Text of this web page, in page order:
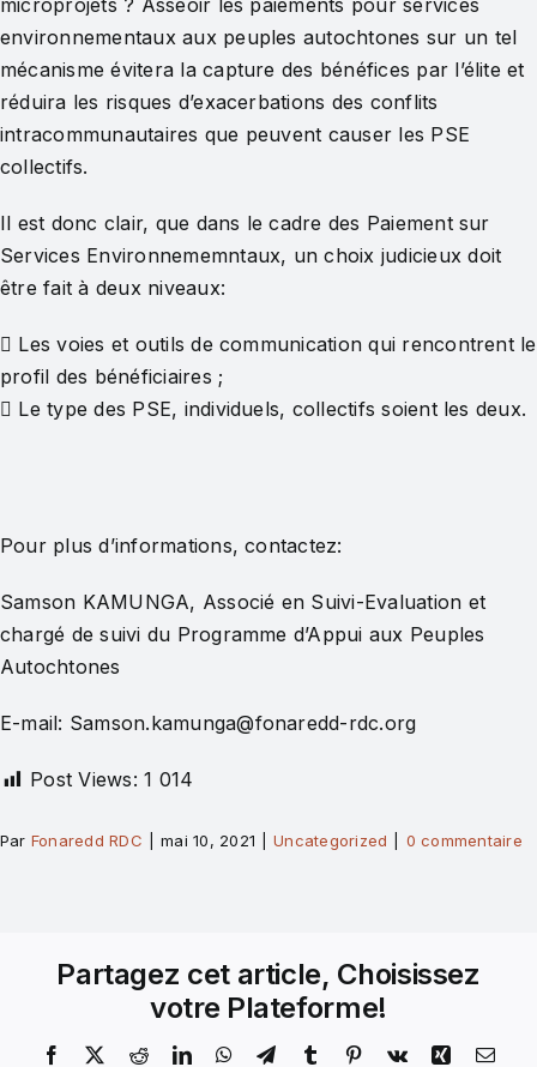
environnementaux aux peuples autochtones sur un tel
mécanisme évitera la capture des bénéfices par l’élite et
réduira les risques d’exacerbations des conflits
intracommunautaires que peuvent causer les PSE
collectifs.
Il est donc clair, que dans le cadre des Paiement sur
Services Environnememntaux, un choix judicieux doit
être fait à deux niveaux:
 Les voies et outils de communication qui rencontrent le
profil des bénéficiaires ;
 Le type des PSE, individuels, collectifs soient les deux.
Pour plus d’informations, contactez:
Samson KAMUNGA, Associé en Suivi-Evaluation et
chargé de suivi du Programme d’Appui aux Peuples
Autochtones
E-mail: Samson.kamunga@fonaredd-rdc.org
Post Views: 1 014
Par Fonaredd RDC mai 10, 2021 Uncategorized 0 commentaire
Partagez cet article, Choisissez
votre Plateforme!